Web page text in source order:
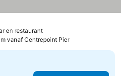
en restaurantPrijzen bekijken
vanaf Centrepoint Pier